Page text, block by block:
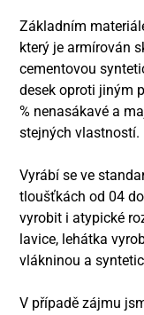
Základním
který je armírován
cementovou
desek oproti jiným
% nenasákavé a
stejných vlastností.
Vyrábí se ve
tloušťkách od 04
vyrobit i atypické
lavice, lehátka
vlákninou a
V případě zájmu